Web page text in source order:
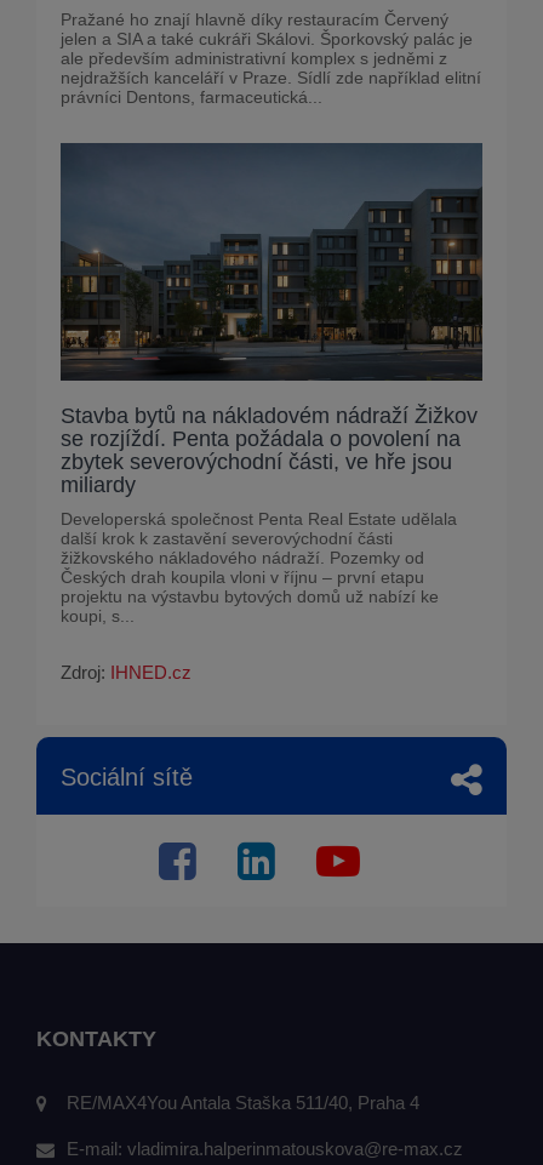
Pražané ho znají hlavně díky restauracím Červený
jelen a SIA a také cukráři Skálovi. Šporkovský palác je
ale především administrativní komplex s jedněmi z
nejdražších kanceláří v Praze. Sídlí zde například elitní
právníci Dentons, farmaceutická...
Stavba bytů na nákladovém nádraží Žižkov
se rozjíždí. Penta požádala o povolení na
zbytek severovýchodní části, ve hře jsou
miliardy
Developerská společnost Penta Real Estate udělala
další krok k zastavění severovýchodní části
žižkovského nákladového nádraží. Pozemky od
Českých drah koupila vloni v říjnu – první etapu
projektu na výstavbu bytových domů už nabízí ke
koupi, s...
Zdroj: IHNED.cz
Sociální sítě
KONTAKTY
RE/MAX4You Antala Staška 511/40, Praha 4
E-mail: vladimira.halperinmatouskova@re-max.cz